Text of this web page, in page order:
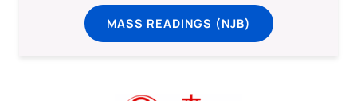
MASS READINGS (NJB)